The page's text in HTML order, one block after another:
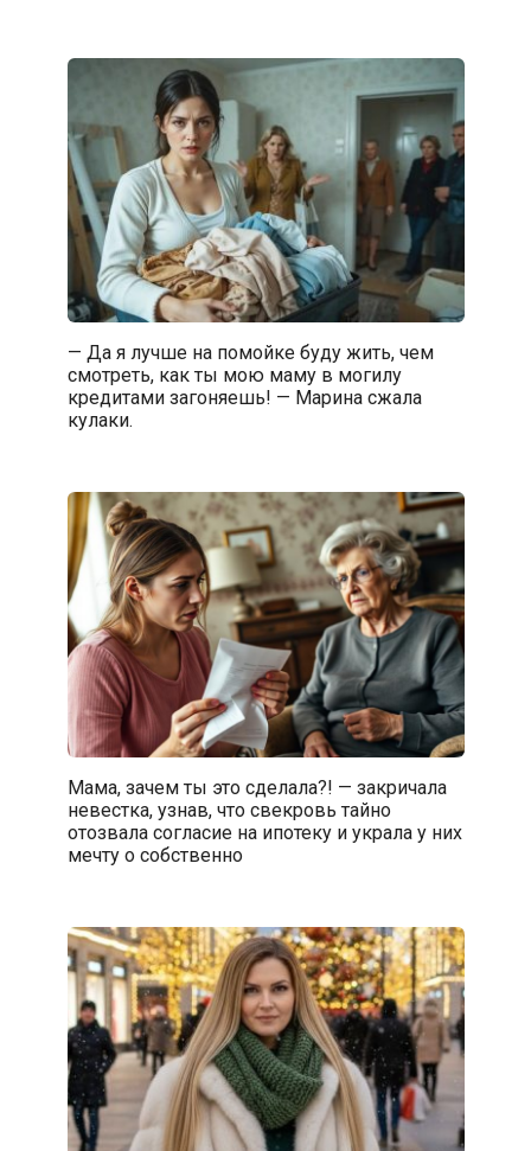
— Да я лучше на помойке буду жить, чем
смотреть, как ты мою маму в могилу
кредитами загоняешь! — Марина сжала
кулаки.
Мама, зачем ты это сделала?! — закричала
невестка, узнав, что свекровь тайно
отозвала согласие на ипотеку и украла у них
мечту о собственно